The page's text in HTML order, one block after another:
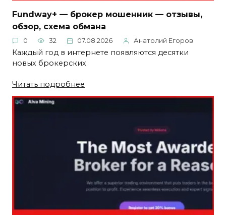
Fundway+ — брокер мошенник — отзывы,
обзор, схема обмана
0 32 07.08.2026 Анатолий Егоров
Каждый год в интернете появляются десятки
новых брокерских
Читать подробнее